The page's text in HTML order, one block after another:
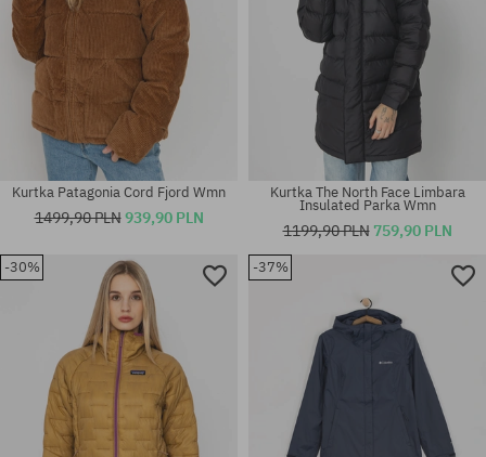
Dostępne rozmiary:
Kurtka Patagonia Cord Fjord Wmn
1499,90 PLN939,90 PLN
Kurtka The North Face Limbara
Insulated Parka Wmn
1199,90 PLN 759,90 PLN
-30% -37%